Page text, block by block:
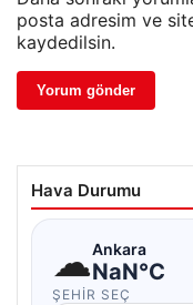
posta adresim ve
kaydedilsin.
Hava Durumu
☁Ankara
NaN°C
ŞEHIR SEÇ